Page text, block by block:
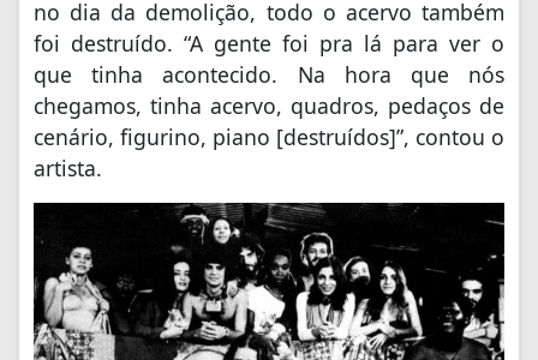
no dia da demolição, todo o acervo também
foi destruído. “A gente foi pra lá para ver o
que tinha acontecido. Na hora que nós
chegamos, tinha acervo, quadros, pedaços de
cenário, figurino, piano [destruídos]”, contou o
artista.